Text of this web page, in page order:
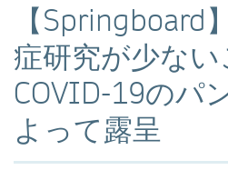
【Springboard
症研究が少ない
COVID-19のパ
よって露呈